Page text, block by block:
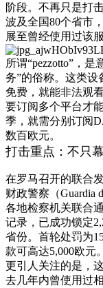
阶段。不再只是打
波及全国80个省市
展至曾经使用过该
所谓“pezzotto”，
务”的俗称。这类设
免费，就能非法观
要订阅多个平台才
季，就需分别订阅
数百欧元。
打击重点：不只
在罗马召开的联合
财政警察（Guardia
各地检察机关联合
记录，已成功锁定
省份。首轮处罚为
款可高达5,000欧元。
更引人关注的是，
去几年内曾使用过